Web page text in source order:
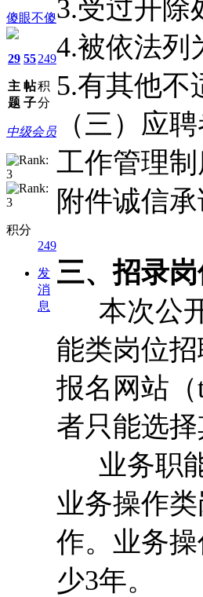
傻眼不傻
29
主
题
55
帖
子
249
积
分
中级会员
积分
249
发
消
息
3.受过开除
4.被依法列
5.有其他不
（三）应
工作管理
附件诚信承
三、招录
本次公开
能类岗位
报名网站（
者只能选
业务职能
业务操作
作。业务
少3年。